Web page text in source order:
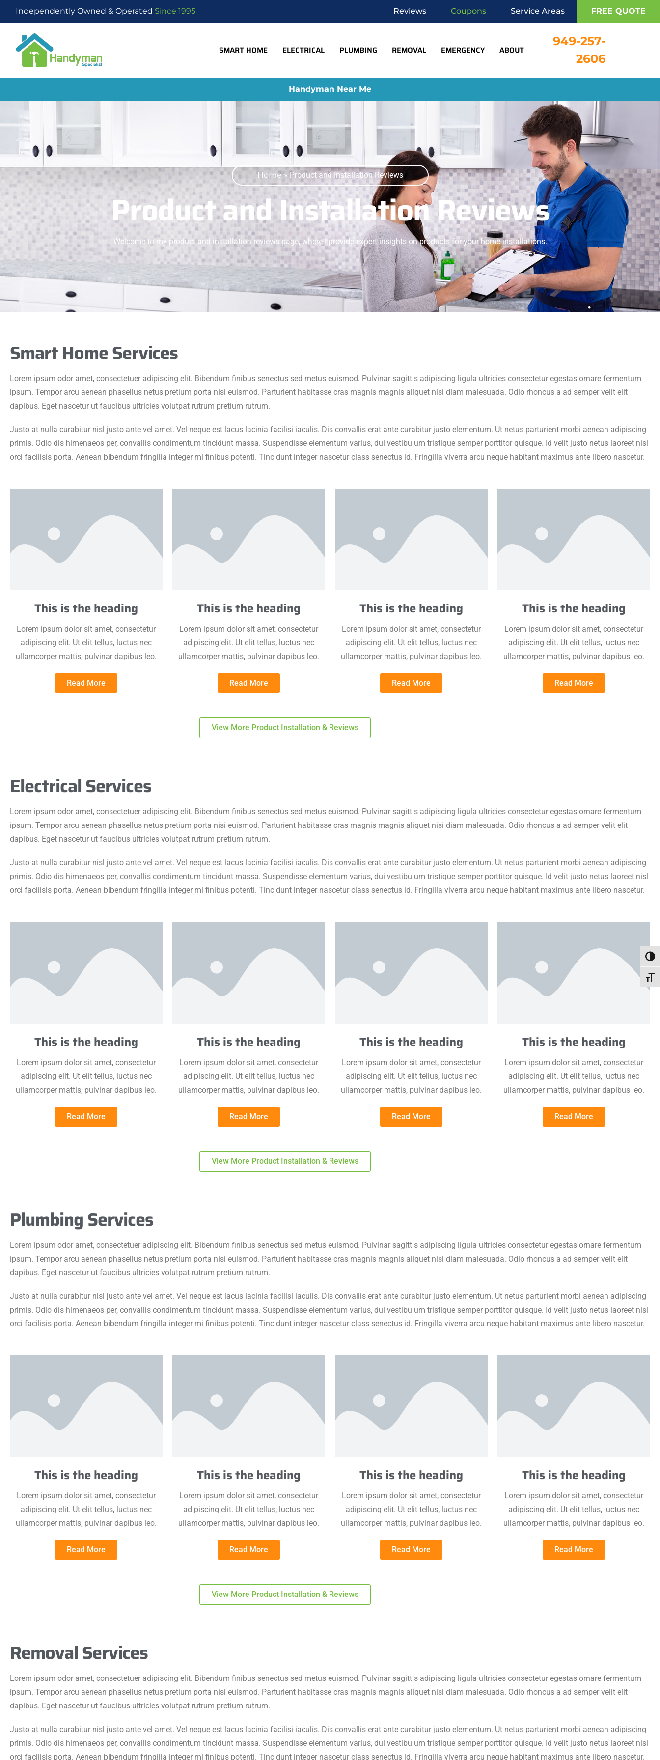
Independently Owned & Operated Since 1995 Reviews Coupons Service Areas FREE QUOTE
SMART HOME ELECTRICAL PLUMBING REMOVAL EMERGENCY ABOUT
949-257-
2606
Handyman Near Me
Home » Product and Installation Reviews
Product and Installation Reviews
Welcome to my product and installation reviews page, where I provide expert insights on products for your home installations.
Smart Home Services
Lorem ipsum odor amet, consectetuer adipiscing elit. Bibendum finibus senectus sed metus euismod. Pulvinar sagittis adipiscing ligula ultricies consectetur egestas ornare fermentum
ipsum. Tempor arcu aenean phasellus netus pretium porta nisi euismod. Parturient habitasse cras magnis magnis aliquet nisi diam malesuada. Odio rhoncus a ad semper velit elit
dapibus. Eget nascetur ut faucibus ultricies volutpat rutrum pretium rutrum.
Justo at nulla curabitur nisl justo ante vel amet. Vel neque est lacus lacinia facilisi iaculis. Dis convallis erat ante curabitur justo elementum. Ut netus parturient morbi aenean adipiscing
primis. Odio dis himenaeos per, convallis condimentum tincidunt massa. Suspendisse elementum varius, dui vestibulum tristique semper porttitor quisque. Id velit justo netus laoreet nisl
orci facilisis porta. Aenean bibendum fringilla integer mi finibus potenti. Tincidunt integer nascetur class senectus id. Fringilla viverra arcu neque habitant maximus ante libero nascetur.
This is the heading
Lorem ipsum dolor sit amet, consectetur
adipiscing elit. Ut elit tellus, luctus nec
ullamcorper mattis, pulvinar dapibus leo.
Read More
This is the heading
Lorem ipsum dolor sit amet, consectetur
adipiscing elit. Ut elit tellus, luctus nec
ullamcorper mattis, pulvinar dapibus leo.
Read More
This is the heading
Lorem ipsum dolor sit amet, consectetur
adipiscing elit. Ut elit tellus, luctus nec
ullamcorper mattis, pulvinar dapibus leo.
Read More
This is the heading
Lorem ipsum dolor sit amet, consectetur
adipiscing elit. Ut elit tellus, luctus nec
ullamcorper mattis, pulvinar dapibus leo.
Read More
View More Product Installation & Reviews
Electrical Services
Lorem ipsum odor amet, consectetuer adipiscing elit. Bibendum finibus senectus sed metus euismod. Pulvinar sagittis adipiscing ligula ultricies consectetur egestas ornare fermentum
ipsum. Tempor arcu aenean phasellus netus pretium porta nisi euismod. Parturient habitasse cras magnis magnis aliquet nisi diam malesuada. Odio rhoncus a ad semper velit elit
dapibus. Eget nascetur ut faucibus ultricies volutpat rutrum pretium rutrum.
Justo at nulla curabitur nisl justo ante vel amet. Vel neque est lacus lacinia facilisi iaculis. Dis convallis erat ante curabitur justo elementum. Ut netus parturient morbi aenean adipiscing
primis. Odio dis himenaeos per, convallis condimentum tincidunt massa. Suspendisse elementum varius, dui vestibulum tristique semper porttitor quisque. Id velit justo netus laoreet nisl
orci facilisis porta. Aenean bibendum fringilla integer mi finibus potenti. Tincidunt integer nascetur class senectus id. Fringilla viverra arcu neque habitant maximus ante libero nascetur.
This is the heading
Lorem ipsum dolor sit amet, consectetur
adipiscing elit. Ut elit tellus, luctus nec
ullamcorper mattis, pulvinar dapibus leo.
Read More
This is the heading
Lorem ipsum dolor sit amet, consectetur
adipiscing elit. Ut elit tellus, luctus nec
ullamcorper mattis, pulvinar dapibus leo.
Read More
This is the heading
Lorem ipsum dolor sit amet, consectetur
adipiscing elit. Ut elit tellus, luctus nec
ullamcorper mattis, pulvinar dapibus leo.
Read More
This is the heading
Lorem ipsum dolor sit amet, consectetur
adipiscing elit. Ut elit tellus, luctus nec
ullamcorper mattis, pulvinar dapibus leo.
Read More
View More Product Installation & Reviews
Plumbing Services
Lorem ipsum odor amet, consectetuer adipiscing elit. Bibendum finibus senectus sed metus euismod. Pulvinar sagittis adipiscing ligula ultricies consectetur egestas ornare fermentum
ipsum. Tempor arcu aenean phasellus netus pretium porta nisi euismod. Parturient habitasse cras magnis magnis aliquet nisi diam malesuada. Odio rhoncus a ad semper velit elit
dapibus. Eget nascetur ut faucibus ultricies volutpat rutrum pretium rutrum.
Justo at nulla curabitur nisl justo ante vel amet. Vel neque est lacus lacinia facilisi iaculis. Dis convallis erat ante curabitur justo elementum. Ut netus parturient morbi aenean adipiscing
primis. Odio dis himenaeos per, convallis condimentum tincidunt massa. Suspendisse elementum varius, dui vestibulum tristique semper porttitor quisque. Id velit justo netus laoreet nisl
orci facilisis porta. Aenean bibendum fringilla integer mi finibus potenti. Tincidunt integer nascetur class senectus id. Fringilla viverra arcu neque habitant maximus ante libero nascetur.
This is the heading
Lorem ipsum dolor sit amet, consectetur
adipiscing elit. Ut elit tellus, luctus nec
ullamcorper mattis, pulvinar dapibus leo.
Read More
This is the heading
Lorem ipsum dolor sit amet, consectetur
adipiscing elit. Ut elit tellus, luctus nec
ullamcorper mattis, pulvinar dapibus leo.
Read More
This is the heading
Lorem ipsum dolor sit amet, consectetur
adipiscing elit. Ut elit tellus, luctus nec
ullamcorper mattis, pulvinar dapibus leo.
Read More
This is the heading
Lorem ipsum dolor sit amet, consectetur
adipiscing elit. Ut elit tellus, luctus nec
ullamcorper mattis, pulvinar dapibus leo.
Read More
View More Product Installation & Reviews
Removal Services
Lorem ipsum odor amet, consectetuer adipiscing elit. Bibendum finibus senectus sed metus euismod. Pulvinar sagittis adipiscing ligula ultricies consectetur egestas ornare fermentum
ipsum. Tempor arcu aenean phasellus netus pretium porta nisi euismod. Parturient habitasse cras magnis magnis aliquet nisi diam malesuada. Odio rhoncus a ad semper velit elit
dapibus. Eget nascetur ut faucibus ultricies volutpat rutrum pretium rutrum.
Justo at nulla curabitur nisl justo ante vel amet. Vel neque est lacus lacinia facilisi iaculis. Dis convallis erat ante curabitur justo elementum. Ut netus parturient morbi aenean adipiscing
primis. Odio dis himenaeos per, convallis condimentum tincidunt massa. Suspendisse elementum varius, dui vestibulum tristique semper porttitor quisque. Id velit justo netus laoreet nisl
orci facilisis porta. Aenean bibendum fringilla integer mi finibus potenti. Tincidunt integer nascetur class senectus id. Fringilla viverra arcu neque habitant maximus ante libero nascetur.